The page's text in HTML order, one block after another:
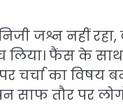
जश्न नहीं
फैंस के साथ
चर्चा का विषय
साफ तौर पर